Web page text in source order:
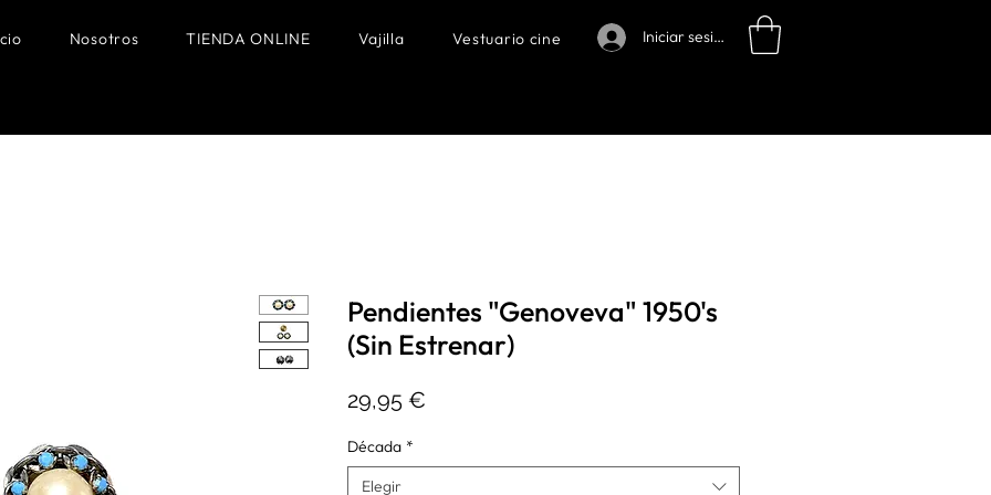
Nosotros TIENDA ONLINE Vajilla Vestuario cine Iniciar sesión
Pendientes "Genoveva" 1950's
(Sin Estrenar)
29,95 €
Década *
Elegir